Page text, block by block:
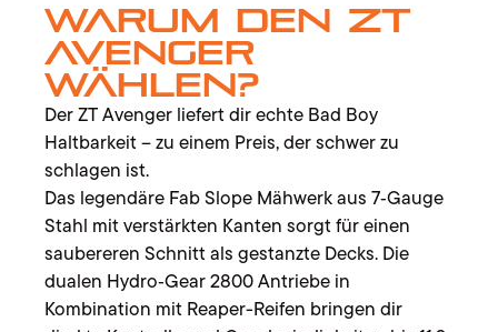
Warum den ZT
Avenger
wählen?
Der ZT Avenger liefert dir echte Bad Boy
Haltbarkeit – zu einem Preis, der schwer zu
schlagen ist.
Das legendäre Fab Slope Mähwerk aus 7‑Gauge
Stahl mit verstärkten Kanten sorgt für einen
saubereren Schnitt als gestanzte Decks. Die
dualen Hydro‑Gear 2800 Antriebe in
Kombination mit Reaper-Reifen bringen dir